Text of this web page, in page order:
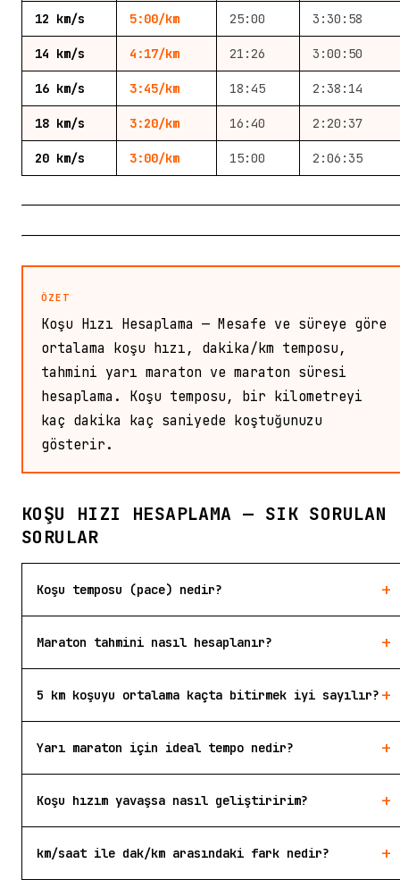
12 km/s 5:00/km 25:00 3:30:58
14 km/s 4:17/km 21:26 3:00:50
16 km/s 3:45/km 18:45 2:38:14
18 km/s 3:20/km 16:40 2:20:37
20 km/s 3:00/km 15:00 2:06:35
ÖZET
Koşu Hızı Hesaplama — Mesafe ve süreye göre
ortalama koşu hızı, dakika/km temposu,
tahmini yarı maraton ve maraton süresi
hesaplama. Koşu temposu, bir kilometreyi
kaç dakika kaç saniyede koştuğunuzu
gösterir.
KOŞU HIZI HESAPLAMA — SIK SORULAN
SORULAR
Koşu temposu (pace) nedir? +
Maraton tahmini nasıl hesaplanır? +
5 km koşuyu ortalama kaçta bitirmek iyi sayılır? +
Yarı maraton için ideal tempo nedir? +
Koşu hızım yavaşsa nasıl geliştiririm? +
km/saat ile dak/km arasındaki fark nedir? +